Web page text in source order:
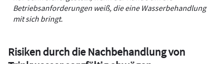
Betriebsanforderungen weiß, die eine Wasserbehandlung
mit sich bringt.
Risiken durch die Nachbehandlung von